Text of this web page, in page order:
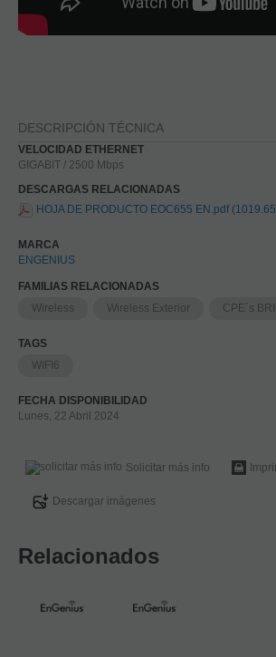
DESCRIPCIÓN TÉCNICA
VELOCIDAD ETHERNET
GIGABIT / 2500 Mbps
DESCARGAS RELACIONADAS
HOJA DE PRODUCTO EOC655 EN.pdf
MARCA
ENGENIUS
FAMILIAS RELACIONADAS
Wireless
Wireless Exterior CPE´s
TAGS
WIFI6
FECHA DISPONIBILIDAD
Lunes, 22 Abril 2024
Solicitar más info
Descargar imágenes
Relacionados